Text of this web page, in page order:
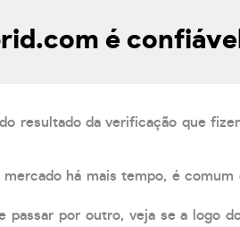
é
resultado da verificação que
há mais tempo, é
por outro, veja se a logo